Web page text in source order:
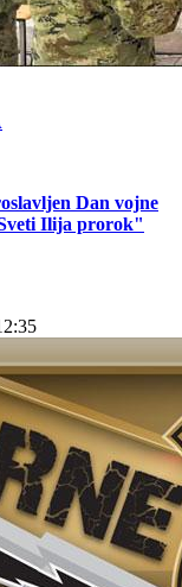
Dan vojne
Ilija prorok"